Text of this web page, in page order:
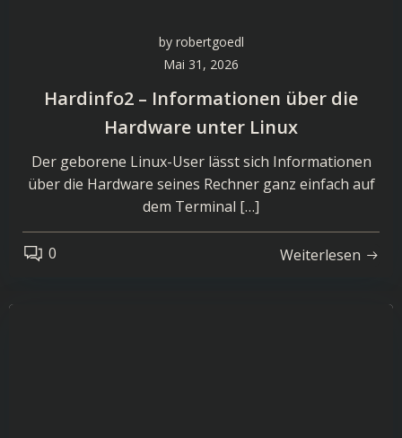
by robertgoedl
Mai 31, 2026
Hardinfo2 – Informationen über die
Hardware unter Linux
Der geborene Linux-User lässt sich Informationen
über die Hardware seines Rechner ganz einfach auf
dem Terminal […]
0 Weiterlesen